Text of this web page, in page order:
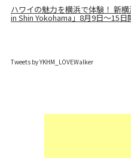
ハワイの魅力を横浜で体験！ 新
in Shin Yokohama」8月9日～15日
Tweets by YKHM_LOVEWalker